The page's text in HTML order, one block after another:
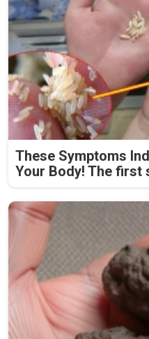
These Symptoms
Your Body! The first